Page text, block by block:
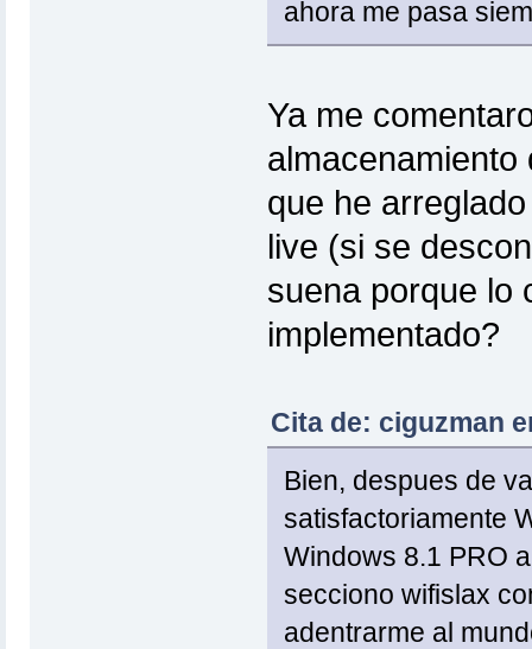
ahora me pasa
Ya me
que he
live (si se
suena porque lo
implementado?
Cita de: ciguzman
Bien, despues de
satisfactoriamente
Windows 8.1 PRO
secciono wifislax
adentrarme al